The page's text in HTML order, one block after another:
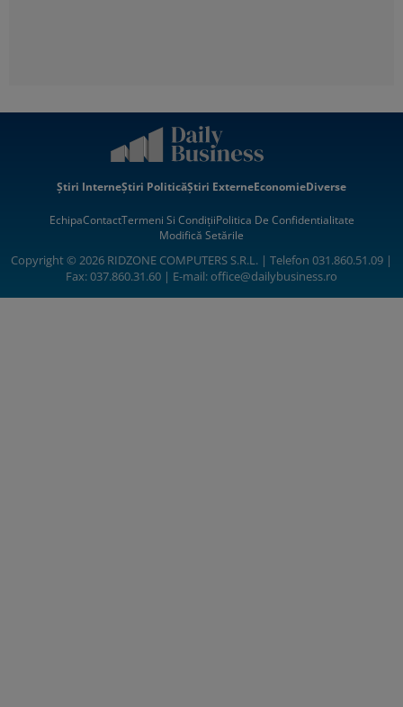
Știri InterneȘtiri PoliticăȘtiri ExterneEconomieDiverse
EchipaContactTermeni Si CondițiiPolitica De Confidentialitate
Modifică Setările
Copyright © 2026 RIDZONE COMPUTERS S.R.L. | Telefon 031.860.51.09 |
Fax: 037.860.31.60 | E-mail:office@dailybusiness.ro